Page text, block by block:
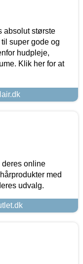
absolut største
super gode og
hudpleje,
Klik her for at
deres online
med
udvalg.